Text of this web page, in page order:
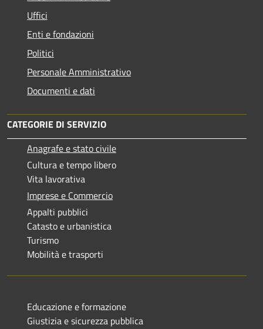
Uffici
Enti e fondazioni
Politici
Personale Amministrativo
Documenti e dati
CATEGORIE DI SERVIZIO
Anagrafe e stato civile
Cultura e tempo libero
Vita lavorativa
Imprese e Commercio
Appalti pubblici
Catasto e urbanistica
Turismo
Mobilità e trasporti
Educazione e formazione
Giustizia e sicurezza pubblica